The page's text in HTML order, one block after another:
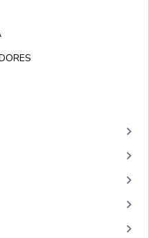
keyboard_arrow_right
keyboard_arrow_right
keyboard_arrow_right
keyboard_arrow_right
keyboard_arrow_right